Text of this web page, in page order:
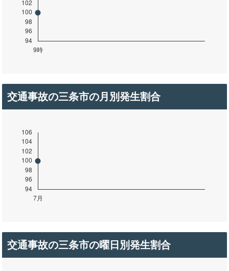
交通事故の三条市の月別発生割合
交通事故の三条市の曜日別発生割合